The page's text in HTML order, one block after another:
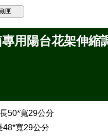
匣
用陽台花架伸縮
50*寬29公分
48*寬29公分